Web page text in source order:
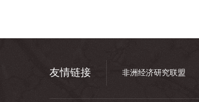
友情链接 非洲经济研究联盟